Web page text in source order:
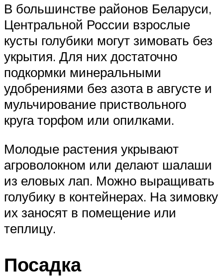
В большинстве районов Беларуси,
Центральной России взрослые
кусты голубики могут зимовать без
укрытия. Для них достаточно
подкормки минеральными
удобрениями без азота в августе и
мульчирование приствольного
круга торфом или опилками.
Молодые растения укрывают
агроволокном или делают шалаши
из еловых лап. Можно выращивать
голубику в контейнерах. На зимовку
их заносят в помещение или
теплицу.
Посадка